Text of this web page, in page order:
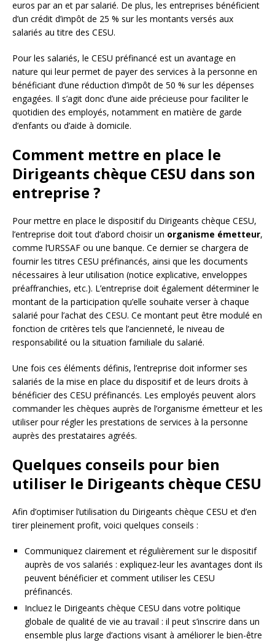
euros par an et par salarié. De plus, les entreprises bénéficient
d’un crédit d’impôt de 25 % sur les montants versés aux
salariés au titre des CESU.
Pour les salariés, le CESU préfinancé est un avantage en
nature qui leur permet de payer des services à la personne en
bénéficiant d’une réduction d’impôt de 50 % sur les dépenses
engagées. Il s’agit donc d’une aide précieuse pour faciliter le
quotidien des employés, notamment en matière de garde
d’enfants ou d’aide à domicile.
Comment mettre en place le
Dirigeants chèque CESU dans son
entreprise ?
Pour mettre en place le dispositif du Dirigeants chèque CESU,
l’entreprise doit tout d’abord choisir un organisme émetteur,
comme l’URSSAF ou une banque. Ce dernier se chargera de
fournir les titres CESU préfinancés, ainsi que les documents
nécessaires à leur utilisation (notice explicative, enveloppes
préaffranchies, etc.). L’entreprise doit également déterminer le
montant de la participation qu’elle souhaite verser à chaque
salarié pour l’achat des CESU. Ce montant peut être modulé en
fonction de critères tels que l’ancienneté, le niveau de
responsabilité ou la situation familiale du salarié.
Une fois ces éléments définis, l’entreprise doit informer ses
salariés de la mise en place du dispositif et de leurs droits à
bénéficier des CESU préfinancés. Les employés peuvent alors
commander les chèques auprès de l’organisme émetteur et les
utiliser pour régler les prestations de services à la personne
auprès des prestataires agréés.
Quelques conseils pour bien
utiliser le Dirigeants chèque CESU
Afin d’optimiser l’utilisation du Dirigeants chèque CESU et d’en
tirer pleinement profit, voici quelques conseils :
Communiquez clairement et régulièrement sur le dispositif
auprès de vos salariés : expliquez-leur les avantages dont ils
peuvent bénéficier et comment utiliser les CESU
préfinancés.
Incluez le Dirigeants chèque CESU dans votre politique
globale de qualité de vie au travail : il peut s’inscrire dans un
ensemble plus large d’actions visant à améliorer le bien-être